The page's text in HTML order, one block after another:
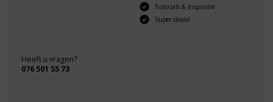
Tutorials & Inspiratie
Super deals!
Heeft u vragen?
076 501 55 73